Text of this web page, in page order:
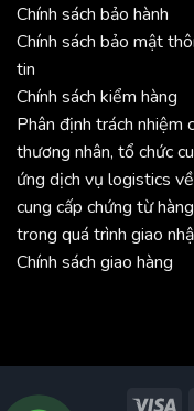
Chính sách bảo hành
Chính sách bảo mật
tin
Chính sách kiểm hàng
Phân định trách nhiệm
thương nhân, tổ chức
ứng dịch vụ logistics về
cung cấp chứng từ
trong quá trình giao
Chính sách giao hàng